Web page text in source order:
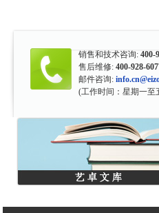
销售和技术咨询: 400-
售后维修: 400-928-
邮件咨询:
(工作时间：星期一至